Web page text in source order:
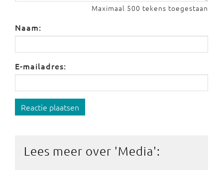
Maximaal 500 tekens toegestaan
Naam:
E-mailadres:
Reactie plaatsen
Lees meer over 'Media':